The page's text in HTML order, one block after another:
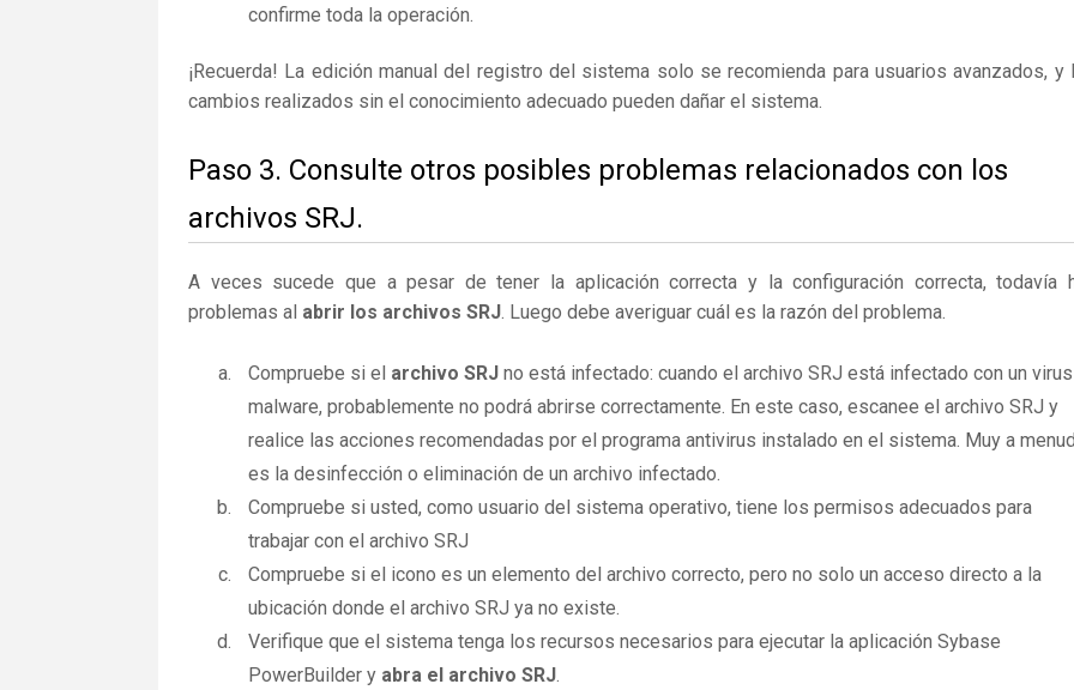
confirme toda la operación.
¡Recuerda! La edición manual del registro del sistema solo se recomienda para usuarios avanzados, y
cambios realizados sin el conocimiento adecuado pueden dañar el sistema.
Paso 3. Consulte otros posibles problemas relacionados con los
archivos SRJ.
A veces sucede que a pesar de tener la aplicación correcta y la configuración correcta, todavía
problemas al abrir los archivos SRJ. Luego debe averiguar cuál es la razón del problema.
Compruebe si el archivo SRJ no está infectado: cuando el archivo SRJ está infectado con un
malware, probablemente no podrá abrirse correctamente. En este caso, escanee el archivo SRJ y
realice las acciones recomendadas por el programa antivirus instalado en el sistema. Muy a
es la desinfección o eliminación de un archivo infectado.
Compruebe si usted, como usuario del sistema operativo, tiene los permisos adecuados para
trabajar con el archivo SRJ
Compruebe si el icono es un elemento del archivo correcto, pero no solo un acceso directo a la
ubicación donde el archivo SRJ ya no existe.
Verifique que el sistema tenga los recursos necesarios para ejecutar la aplicación Sybase
PowerBuilder y abra el archivo SRJ.